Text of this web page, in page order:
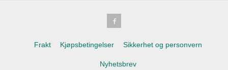
Frakt Kjøpsbetingelser Sikkerhet og personvern
Nyhetsbrev